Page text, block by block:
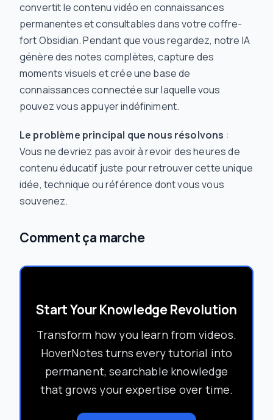
convertit le contenu vidéo en connaissances
permanentes et consultables dans votre coffre-
fort Obsidian. Pendant que vous regardez, notre IA
génère des notes complètes, capture des
moments visuels et crée une base de
connaissances connectée sur laquelle vous
pouvez vous appuyer indéfiniment.
Le problème principal que nous résolvons :
Vous ne devriez pas avoir à revoir des heures de
contenu éducatif juste pour retrouver cette unique
idée, technique ou référence dont vous vous
souvenez.
Comment ça marche
Start Your Knowledge Revolution
Transform how you learn from videos.
HoverNotes turns every tutorial into
permanent, searchable knowledge
that grows your expertise over time.